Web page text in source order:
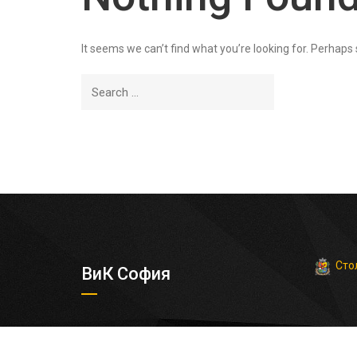
It seems we can’t find what you’re looking for. Perhaps
ВиК София